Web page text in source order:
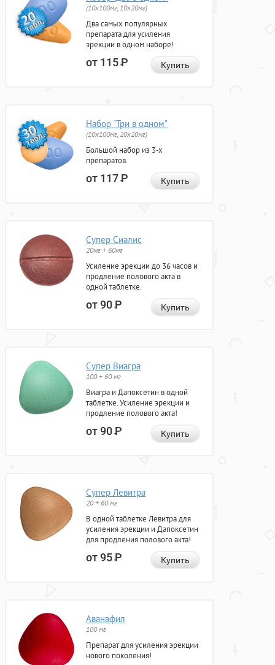
(10x100мг, 10x20мг)
Два самых популярных
препарата для усиления
эрекции в одном наборе!
от 115Р Купить
Набор "Три в одном"
(10x100мг, 20x20мг)
Большой набор из 3-х
препаратов.
от 117Р Купить
Супер Сиалис
20мг + 60мг
Усиление эрекции до 36 часов и
продление полового акта в
одной таблетке.
от 90Р Купить
Супер Виагра
100 + 60 мг
Виагра и Дапоксетин в одной
таблетке. Усиление эрекции и
продление полового акта!
от 90Р Купить
Супер Левитра
20 + 60 мг
В одной таблетке Левитра для
усиления эрекции и Дапоксетин
для продления полового акта!
от 95Р Купить
Аванафил
100 мг
Препарат для усиления эрекции
нового поколения!